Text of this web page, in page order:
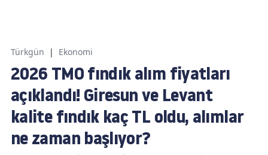
Türkgün | Ekonomi
2026 TMO fındık alım fiyatları
açıklandı! Giresun ve Levant
kalite fındık kaç TL oldu, alımlar
ne zaman başlıyor?